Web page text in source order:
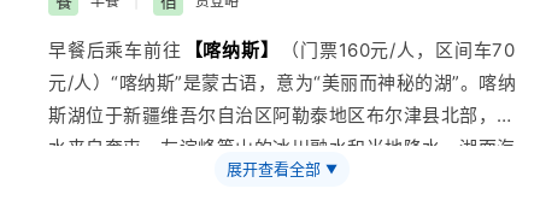
早餐后乘车前往 【喀纳斯】
（门票160元/人，区间车70
元/人）“喀纳斯”是蒙古语，意为“美丽而神秘的湖”。喀纳
斯湖位于新疆维吾尔自治区阿勒泰地区布尔津县北部，湖
水来自奎屯、友谊峰等山的冰川融水和当地降水，湖面海
拔1374米，面积45.73㎞²，湖泊最深处高程1181.5米，
展开查看全部 ▼